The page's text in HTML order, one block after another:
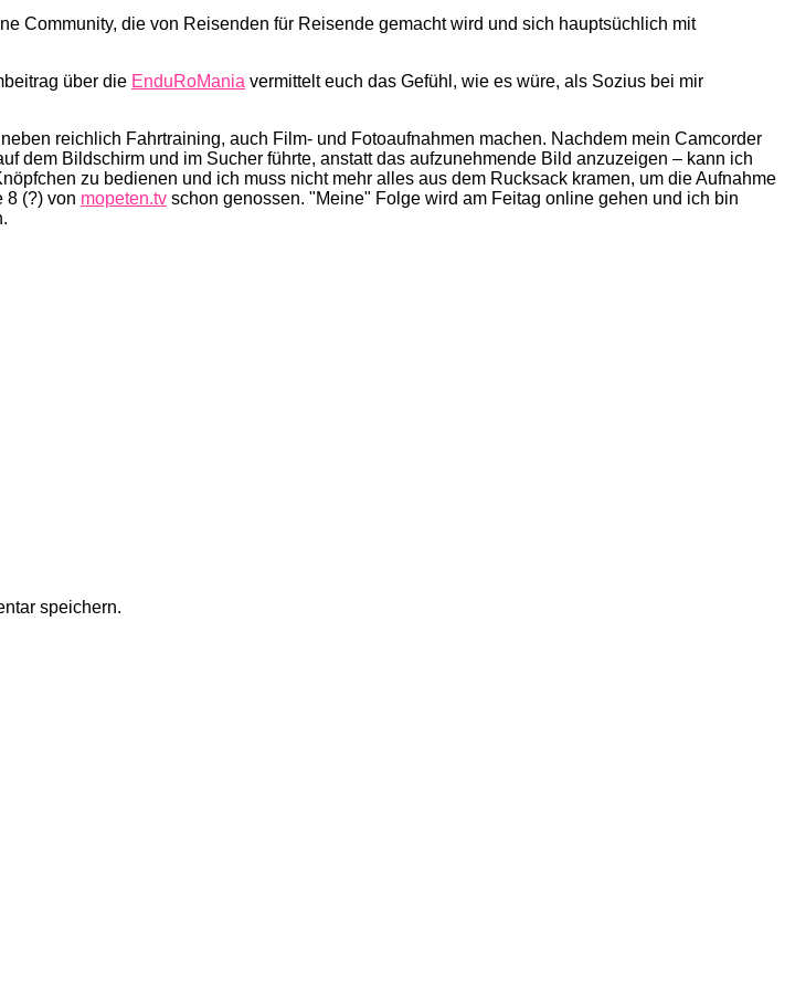
Community, die von Reisenden für Reisende gemacht wird und sich hauptsüchlich mit
über die EnduRoMania vermittelt euch das Gefühl, wie es würe, als Sozius bei mir
reichlich Fahrtraining, auch Film- und Fotoaufnahmen machen. Nachdem mein Camcorder
dem Bildschirm und im Sucher führte, anstatt das aufzunehmende Bild anzuzeigen – kann ich
zu bedienen und ich muss nicht mehr alles aus dem Rucksack kramen, um die Aufnahme
8 (?) von mopeten.tv schon genossen. "Meine" Folge wird am Feitag online gehen und ich bin
speichern.